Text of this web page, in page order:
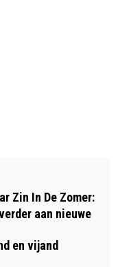
TE HOGE
20.000
Zin In De Zomer:
aan nieuwe
en vijand